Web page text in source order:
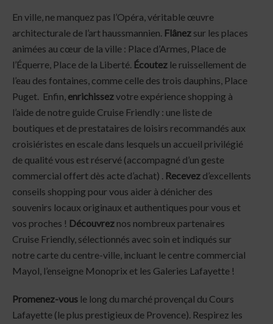
En ville, ne manquez pas l’Opéra, véritable œuvre
architecturale de l’art haussmannien. Flânez sur les places
animées au cœur de la ville : Place d’Armes, Place de
l’Équerre, Place de la Liberté. Écoutez le ruissellement de
l’eau des fontaines, comme celle des trois dauphins, Place
Puget. Enfin, enrichissezvotre expérience shopping à
l’aide de notre guide Cruise Friendly : une liste de
boutiques et de prestataires de loisirs recommandés aux
croisiéristes en escale dans lesquels un accueil privilégié
de qualité vous est réservé (accompagné d’un geste
commercial offert dès acte d’achat) . Recevez d’excellents
conseils shopping pour vous aider à dénicher des
souvenirs locaux originaux et authentiques pour vous et
vos proches ! Découvrez nos nombreux partenaires
Cruise Friendly, sélectionnés avec soin et indiqués sur
notre carte du centre-ville, incluant le centre commercial
Mayol, l’enseigne Monoprix et les Galeries Lafayette !
Promenez-vous le long du marché provençal du Cours
Lafayette (le plus prestigieux de Provence). Respirez les